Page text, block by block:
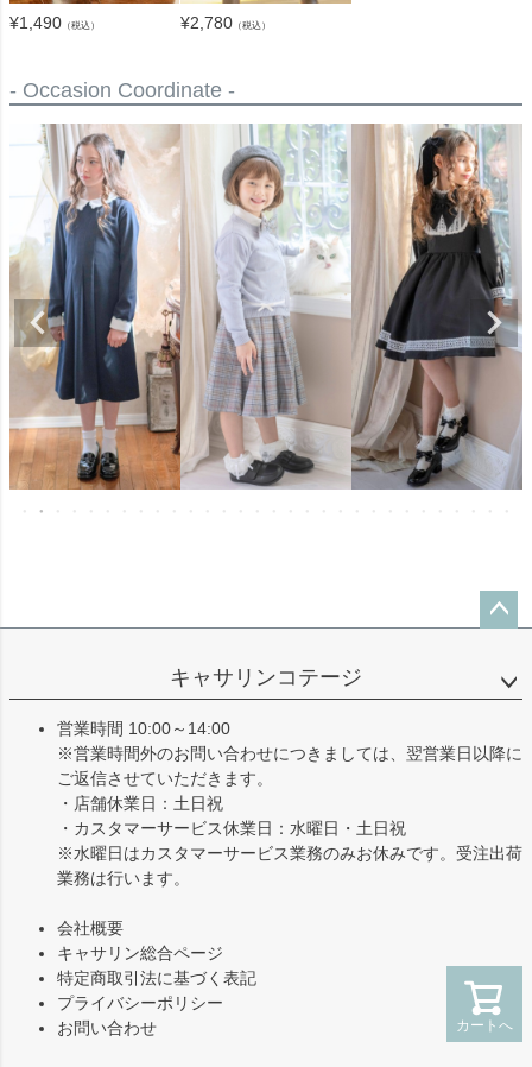
カートへ
¥1,490 （税込） ¥2,780 （税込）
- Occasion Coordinate -
ップ
キャサリンコテージ
営業時間 10:00～14:00
※営業時間外のお問い合わせにつきましては、翌営業日以降に
ご返信させていただきます。
・店舗休業日：土日祝
・カスタマーサービス休業日：水曜日・土日祝
※水曜日はカスタマーサービス業務のみお休みです。受注出荷
業務は行います。
会社概要
キャサリン総合ページ
特定商取引法に基づく表記
プライバシーポリシー
お問い合わせ